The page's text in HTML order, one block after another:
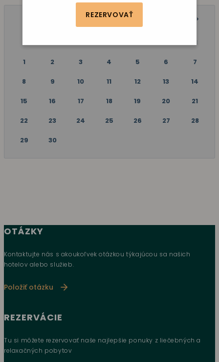
REZERVOVAŤ
APRÍL 2024
N
1 2 3 4 5 6 7
8 9 10 11 12 13 14
15 16 17 18 19 20 21
22 23 24 25 26 27 28
29 30
OTÁZKY
Kontaktujte nás s akoukoľvek otázkou týkajúcou sa našich
hotelov alebo služieb.
Položiť otázku
REZERVÁCIE
Tu si môžete rezervovať naše najlepšie ponuky z liečebných a
relaxačných pobytov